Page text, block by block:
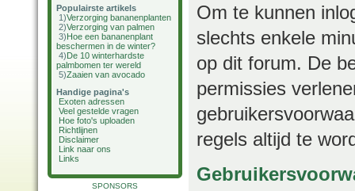
Populairste artikels
1)Verzorging bananenplanten
2)Verzorging van palmen
3)Hoe een bananenplant
beschermen in de winter?
4)De 10 winterhardste
palmbomen ter wereld
5)Zaaien van avocado
Handige pagina's
Exoten adressen
Veel gestelde vragen
Hoe foto's uploaden
Richtlijnen
Disclaimer
Link naar ons
Links
SPONSORS
Om te kunnen
slechts enkele
op dit forum. De
permissies
regels altijd te